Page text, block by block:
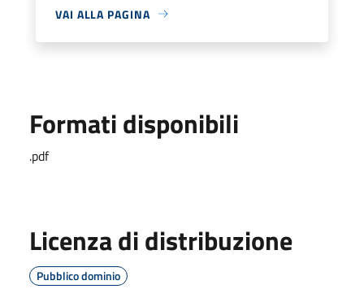
VAI ALLA PAGINA
Formati disponibili
.pdf
Licenza di distribuzione
Pubblico dominio